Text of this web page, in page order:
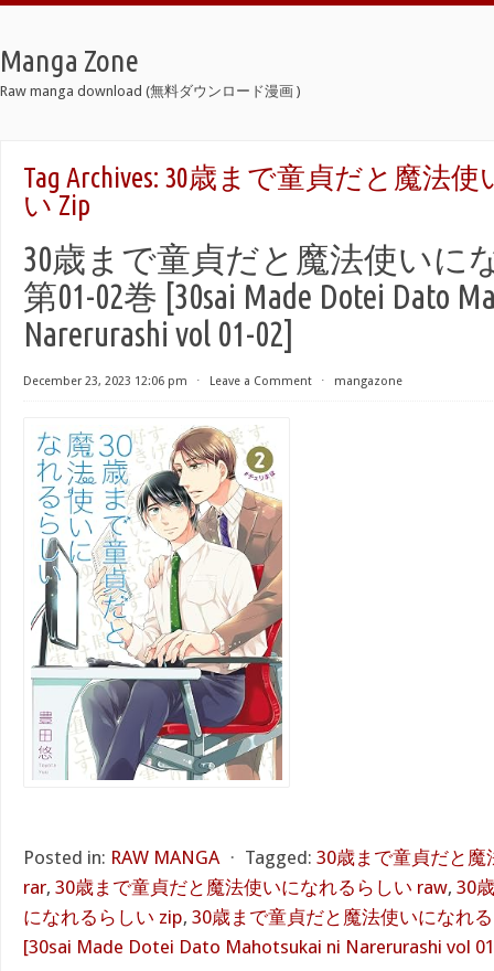
Manga Zone
Raw manga download (無料ダウンロード漫画 )
Tag Archives: 30歳まで童貞だと魔法
い Zip
30歳まで童貞だと魔法使いに
第01-02巻 [30sai Made Dotei Dato
Narerurashi vol 01-02]
December 23, 2023 12:06 pm ⋅ Leave a Comment ⋅ mangazone
Posted in: RAW MANGA ⋅ Tagged: 30歳まで童貞だと
rar, 30歳まで童貞だと魔法使いになれるらしい raw, 30
になれるらしい zip, 30歳まで童貞だと魔法使いになれ
[30sai Made Dotei Dato Mahotsukai ni Narerurashi vol